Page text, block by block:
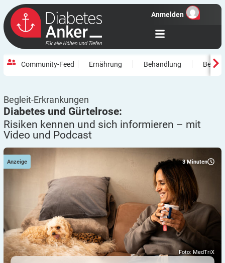
Anmelden
Community-Feed Ernährung Behandlung
Begleit-Erkrankungen
Diabetes und Gürtelrose:
Risiken kennen und sich informieren – mit
Video und Podcast
3 Minuten
Foto: MedTriX
Anzeige